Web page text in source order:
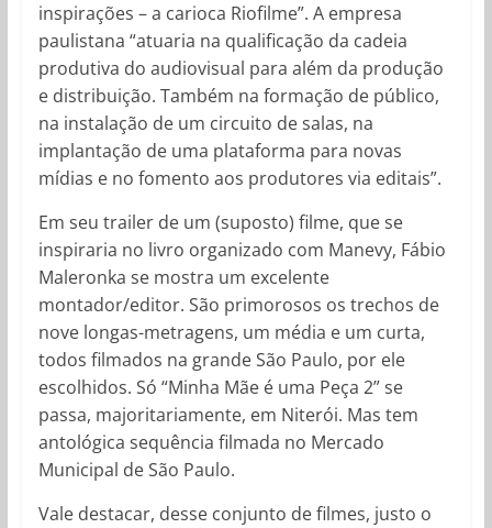
inspirações – a carioca Riofilme”. A empresa
paulistana “atuaria na qualificação da cadeia
produtiva do audiovisual para além da produção
e distribuição. Também na formação de público,
na instalação de um circuito de salas, na
implantação de uma plataforma para novas
mídias e no fomento aos produtores via editais”.
Em seu trailer de um (suposto) filme, que se
inspiraria no livro organizado com Manevy, Fábio
Maleronka se mostra um excelente
montador/editor. São primorosos os trechos de
nove longas-metragens, um média e um curta,
todos filmados na grande São Paulo, por ele
escolhidos. Só “Minha Mãe é uma Peça 2” se
passa, majoritariamente, em Niterói. Mas tem
antológica sequência filmada no Mercado
Municipal de São Paulo.
Vale destacar, desse conjunto de filmes, justo o